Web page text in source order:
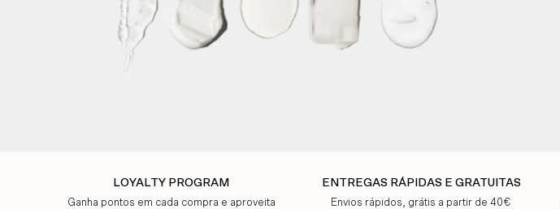
LOYALTY PROGRAM
Ganha pontos em cada compra e aproveita
ENTREGAS RÁPIDAS E GRATUITAS
Envios rápidos, grátis a partir de 40€